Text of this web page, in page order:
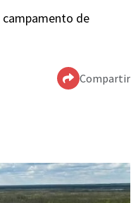
campamento de
Compartir